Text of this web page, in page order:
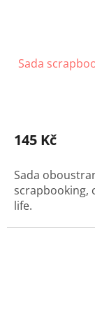
Sada
145 Kč
Sada
scrapbooking,
life.